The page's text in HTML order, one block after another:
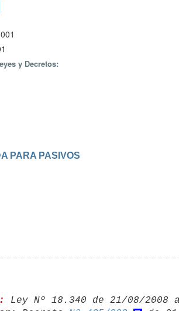
y Decretos:
PARA PASIVOS
Ley Nº 18.340 de 21/08/